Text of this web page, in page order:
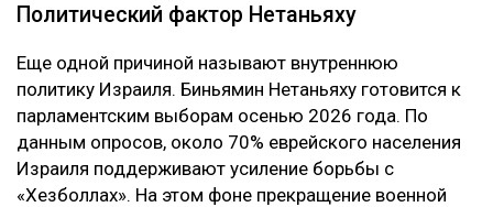
Политический фактор Нетаньяху
Еще одной причиной называют внутреннюю
политику Израиля. Биньямин Нетаньяху готовится к
парламентским выборам осенью 2026 года. По
данным опросов, около 70% еврейского населения
Израиля поддерживают усиление борьбы с
«Хезболлах». На этом фоне прекращение военной